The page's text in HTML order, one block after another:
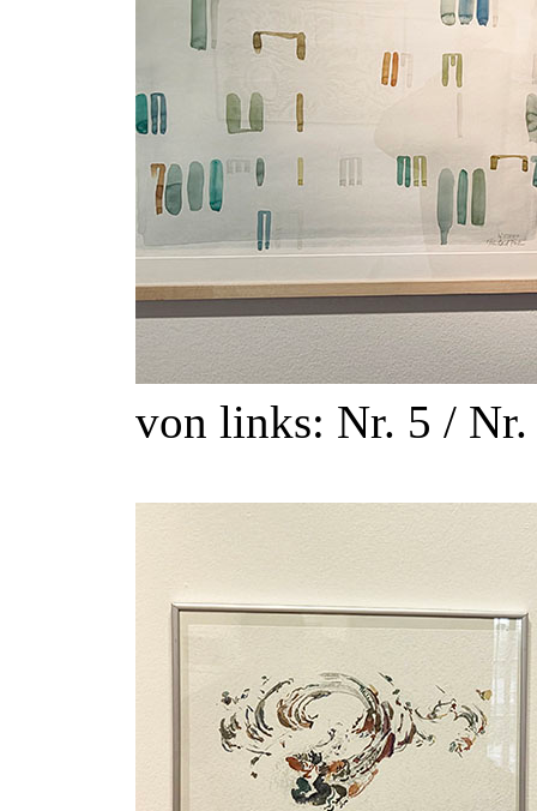
von links: Nr. 5 / Nr.